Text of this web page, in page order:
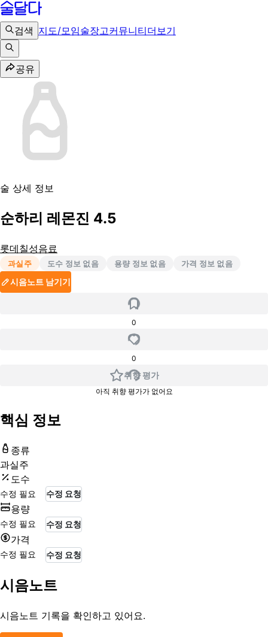
검색 지도/모임술장고커뮤니티더보기
공유
술 상세 정보
순하리 레몬진 4.5
롯데칠성음료
과실주 도수 정보 없음 용량 정보 없음 가격 정보 없음
시음노트 남기기
0
0
취향 평가
아직 취향 평가가 없어요
핵심 정보
종류
과실주
도수
수정 필요 수정 요청
용량
수정 필요 수정 요청
가격
수정 필요 수정 요청
시음노트
시음노트 기록을 확인하고 있어요.